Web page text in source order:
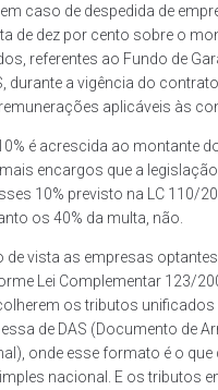
caso de despedida de
de dez por cento sobre o
referentes ao Fundo de
durante a vigência do
aplicáveis às
é acrescida ao montante
encargos que a
10% previsto na LC 110/
os 40% da multa, não.
de vista as empresas
Lei Complementar 123/
os tributos unificados
de DAS (Documento de
onde esse formato é o
nacional. E os tributos